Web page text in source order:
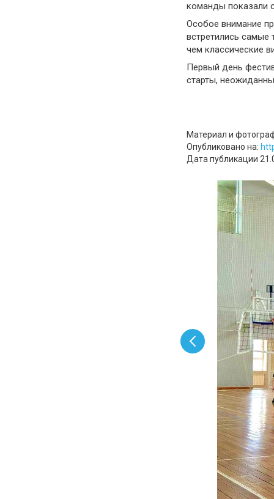
команды показали
Особое внимание
встретились самые
чем классические
Первый день
старты,
Материал и
Опубликовано на:
Дата публикации